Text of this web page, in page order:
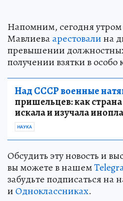
Напомним, сегодня
Мавлиеваарестовалина
превышении
получении взятки в
Над СССР военные
пришельцев: как страна
искала и изучала
НАУКА
Обсудить эту новость и
вы можете в нашем
забудьте подписаться на
и Одноклассниках.